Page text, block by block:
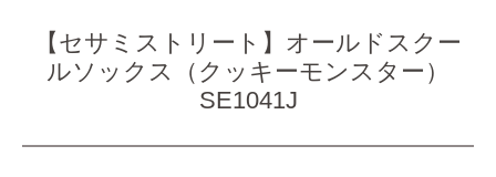
【セサミストリート】オールドスクー
ルソックス（クッキーモンスター）
SE1041J